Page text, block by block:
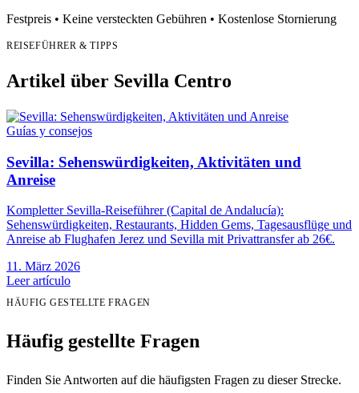
Festpreis • Keine versteckten Gebühren • Kostenlose Stornierung
REISEFÜHRER & TIPPS
Artikel über Sevilla Centro
Guías y consejos
Sevilla: Sehenswürdigkeiten, Aktivitäten und
Anreise
Kompletter Sevilla-Reiseführer (Capital de Andalucía):
Sehenswürdigkeiten, Restaurants, Hidden Gems, Tagesausflüge und
Anreise ab Flughafen Jerez und Sevilla mit Privattransfer ab 26€.
11. März 2026
Leer artículo
HÄUFIG GESTELLTE FRAGEN
Häufig gestellte Fragen
Finden Sie Antworten auf die häufigsten Fragen zu dieser Strecke.